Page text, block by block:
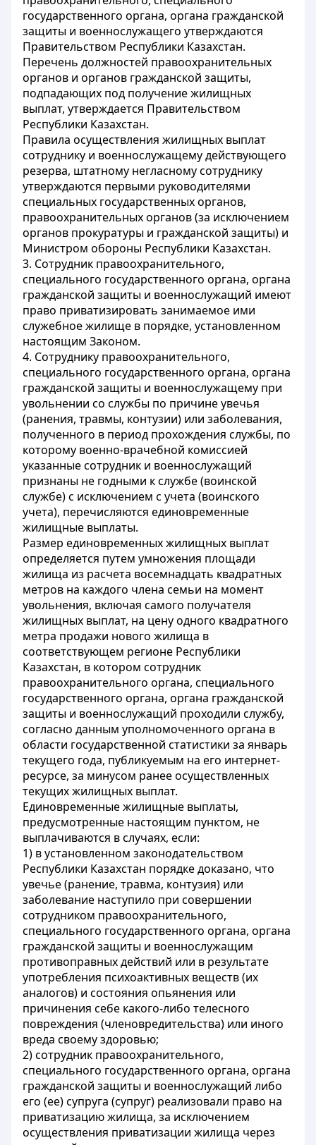
государственного органа, органа гражданской
защиты и военнослужащего утверждаются
Правительством Республики Казахстан.
Перечень должностей правоохранительных
органов и органов гражданской защиты,
подпадающих под получение жилищных
выплат, утверждается Правительством
Республики Казахстан.
Правила осуществления жилищных выплат
сотруднику и военнослужащему действующего
резерва, штатному негласному сотруднику
утверждаются первыми руководителями
специальных государственных органов,
правоохранительных органов (за исключением
органов прокуратуры и гражданской защиты) и
Министром обороны Республики Казахстан.
3. Сотрудник правоохранительного,
специального государственного органа, органа
гражданской защиты и военнослужащий имеют
право приватизировать занимаемое ими
служебное жилище в порядке, установленном
настоящим Законом.
4. Сотруднику правоохранительного,
специального государственного органа, органа
гражданской защиты и военнослужащему при
увольнении со службы по причине увечья
(ранения, травмы, контузии) или заболевания,
полученного в период прохождения службы, по
которому военно-врачебной комиссией
указанные сотрудник и военнослужащий
признаны не годными к службе (воинской
службе) с исключением с учета (воинского
учета), перечисляются единовременные
жилищные выплаты.
Размер единовременных жилищных выплат
определяется путем умножения площади
жилища из расчета восемнадцать квадратных
метров на каждого члена семьи на момент
увольнения, включая самого получателя
жилищных выплат, на цену одного квадратного
метра продажи нового жилища в
соответствующем регионе Республики
Казахстан, в котором сотрудник
правоохранительного органа, специального
государственного органа, органа гражданской
защиты и военнослужащий проходили службу,
согласно данным уполномоченного органа в
области государственной статистики за январь
текущего года, публикуемым на его интернет-
ресурсе, за минусом ранее осуществленных
текущих жилищных выплат.
Единовременные жилищные выплаты,
предусмотренные настоящим пунктом, не
выплачиваются в случаях, если:
1) в установленном законодательством
Республики Казахстан порядке доказано, что
увечье (ранение, травма, контузия) или
заболевание наступило при совершении
сотрудником правоохранительного,
специального государственного органа, органа
гражданской защиты и военнослужащим
противоправных действий или в результате
употребления психоактивных веществ (их
аналогов) и состояния опьянения или
причинения себе какого-либо телесного
повреждения (членовредительства) или иного
вреда своему здоровью;
2) сотрудник правоохранительного,
специального государственного органа, органа
гражданской защиты и военнослужащий либо
его (ее) супруга (супруг) реализовали право на
приватизацию жилища, за исключением
осуществления приватизации жилища через